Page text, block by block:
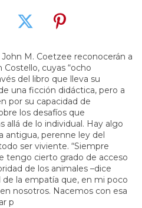
M. Coetzee reconocerán a
cuyas “ocho
del libro que lleva su
una ficción didáctica, pero a
por su capacidad de
los desafíos que
de lo individual. Hay algo
antigua, perenne ley del
ser viviente. “Siempre
tengo cierto grado de acceso
de los animales –dice
de la empatía que, en mi poco
nosotros. Nacemos con esa
p